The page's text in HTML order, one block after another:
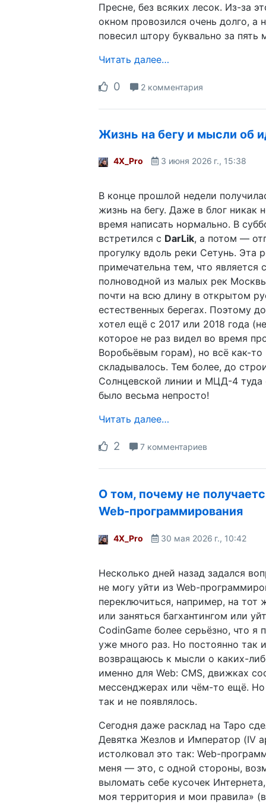
Пресне, без всяких лесок. Из-за
окном провозился очень долго, а
повесил штору буквально за пять
Читать далее…
0 2 комментария
Жизнь на бегу и мысли об
4X_Pro 3 июня 2026 г., 15:38
В конце прошлой недели
жизнь на бегу. Даже в блог никак
время написать нормально. В
встретился с DarLik, а потом —
прогулку вдоль реки Сетунь. Эта
примечательна тем, что является
полноводной из малых рек
почти на всю длину в открытом
естественных берегах. Поэтому
хотел ещё с 2017 или 2018 года
которое не раз видел во время
Воробьёвым горам), но всё как-то
складывалось. Тем более, до
Солнцевской линии и МЦД-4 туда
было весьма непросто!
Читать далее…
2 7 комментариев
О том, почему не
Web-программирования
4X_Pro 30 мая 2026 г., 10:42
Несколько дней назад задался
не могу уйти из Web-
переключиться, например, на тот
или заняться багхантингом или
CodinGame более серьёзно, что я
уже много раз. Но постоянно так
возвращаюсь к мысли о каких-
именно для Web: CMS, движках
мессенджерах или чём-то ещё. Но
так и не появлялось.
Сегодня даже расклад на Таро
Девятка Жезлов и Император (IV
истолковал это так: Web-
меня — это, с одной стороны,
выломать себе кусочек
моя территория и мои правила»